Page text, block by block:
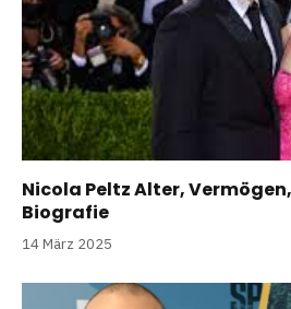
Nicola Peltz Alter,
Biografie
14 März 2025